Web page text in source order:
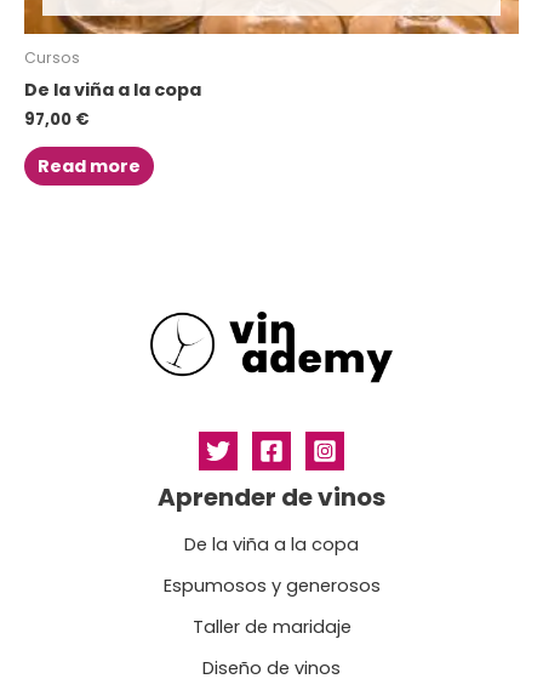
Cursos
De la viña a la copa
97,00 €
Read more
Aprender de vinos
De la viña a la copa
Espumosos y generosos
Taller de maridaje
Diseño de vinos